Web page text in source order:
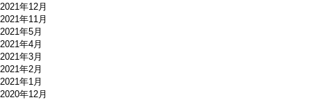
2021年12月
2021年11月
2021年5月
2021年4月
2021年3月
2021年2月
2021年1月
2020年12月